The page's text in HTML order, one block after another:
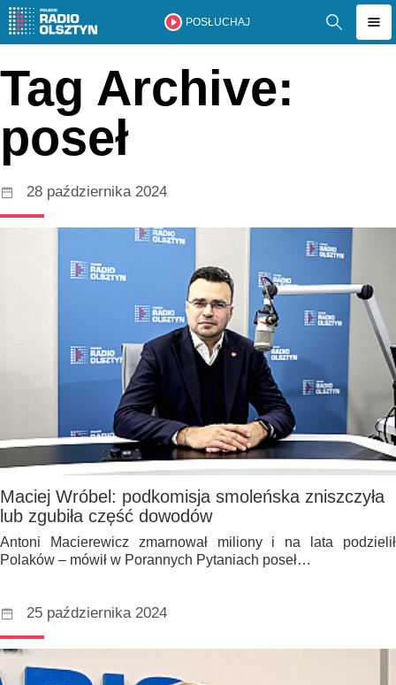
POSŁUCHAJ
Tag Archive:
poseł
28 października 2024
Maciej Wróbel: podkomisja smoleńska zniszczyła
lub zgubiła część dowodów
Antoni Macierewicz zmarnował miliony i na lata podzielił
Polaków – mówił w Porannych Pytaniach poseł…
25 października 2024